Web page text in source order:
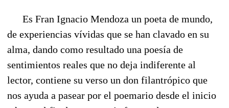
Es Fran Ignacio Mendoza un poeta de mundo,
de experiencias vívidas que se han clavado en su
alma, dando como resultado una poesía de
sentimientos reales que no deja indiferente al
lector, contiene su verso un don filantrópico que
nos ayuda a pasear por el poemario desde el inicio